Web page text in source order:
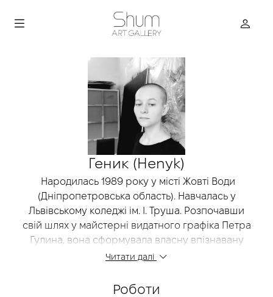
Геник (Henyk)
Народилась 1989 року у місті Жовті Води
(Дніпропетровська область). Навчалась у
Львівському коледжі ім. І. Труша. Розпочавши
свій шлях у майстерні видатного графіка Петра
Гулина, вона сформувала власну впізнавану
манеру в галузі абстрактного живопису. Її
філософському осмисленні буття та
Читати далі
Роботи